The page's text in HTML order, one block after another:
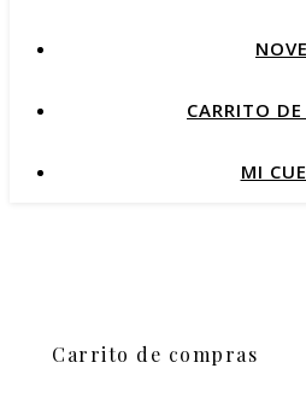
CARRITO
MI
Carrito de compras